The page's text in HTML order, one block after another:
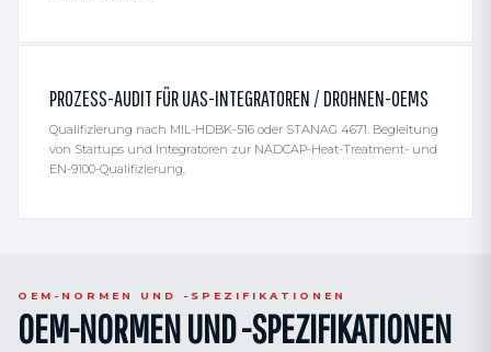
PROZESS-AUDIT FÜR UAS-INTEGRATOREN / DROHNEN-OEMS
Qualifizierung nach MIL-HDBK-516 oder STANAG 4671. Begleitung
von Startups und Integratoren zur NADCAP-Heat-Treatment- und
EN-9100-Qualifizierung.
OEM-NORMEN UND -SPEZIFIKATIONEN
OEM-NORMEN UND -SPEZIFIKATIONEN